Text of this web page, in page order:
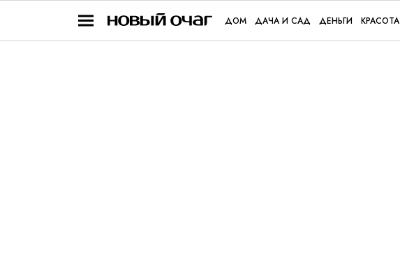
ДОМ ДАЧА И САД ДЕНЬГИ КРАСОТА